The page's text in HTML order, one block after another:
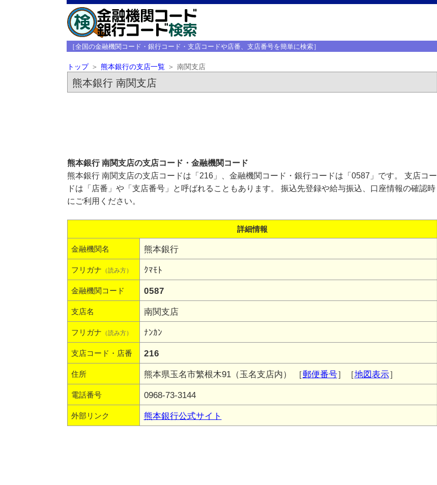
［全国の金融機関コード・銀行コード・支店コードや店番、支店番号を簡単に検索］
トップ 熊本銀行の支店一覧 南関支店
熊本銀行 南関支店
熊本銀行 南関支店の支店コード・金融機関コード
熊本銀行 南関支店の支店コードは「216」、金融機関コード・銀行コードは「0587」です。 支店コー
ドは「店番」や「支店番号」と呼ばれることもあります。 振込先登録や給与振込、口座情報の確認時
にご利用ください。
詳細情報
金融機関名 熊本銀行
フリガナ （読み方） ｸﾏﾓﾄ
金融機関コード 0587
支店名 南関支店
フリガナ （読み方） ﾅﾝｶﾝ
支店コード・店番 216
住所 熊本県玉名市繁根木91（玉名支店内） ［郵便番号］［地図表示］
電話番号 0968-73-3144
外部リンク 熊本銀行公式サイト